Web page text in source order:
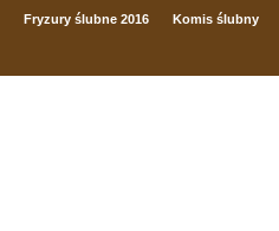
Fryzury ślubne 2016 Komis ślubny